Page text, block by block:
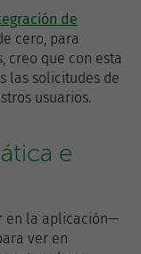
de
cero, para
creo que con esta
las solicitudes de
usuarios.
e
en la aplicación—
ver en